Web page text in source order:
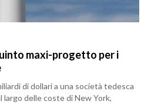
maxi-progetto per i
di dollari a una società tedesca
largo delle coste di New York,